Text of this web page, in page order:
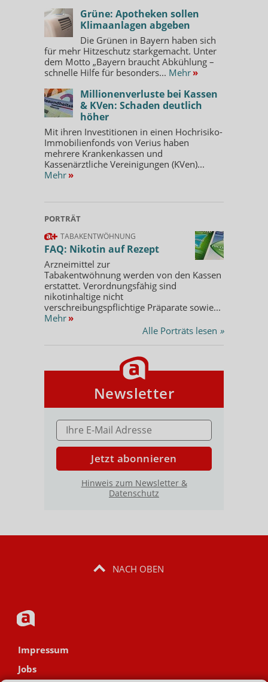
Grüne: Apotheken sollen
Klimaanlagen abgeben
Die Grünen in Bayern haben sich
für mehr Hitzeschutz starkgemacht. Unter
dem Motto „Bayern braucht Abkühlung –
schnelle Hilfe für besonders... Mehr »
Millionenverluste bei Kassen
& KVen: Schaden deutlich
höher
Mit ihren Investitionen in einen Hochrisiko-
Immobilienfonds von Verius haben
mehrere Krankenkassen und
Kassenärztliche Vereinigungen (KVen)...
Mehr »
PORTRÄT
TABAKENTWÖHNUNG
FAQ: Nikotin auf Rezept
Arzneimittel zur
Tabakentwöhnung werden von den Kassen
erstattet. Verordnungsfähig sind
nikotinhaltige nicht
verschreibungspflichtige Präparate sowie...
Mehr »
Alle Porträts lesen »
Newsletter
E-MAIL ADRESSE
Jetzt abonnieren
Hinweis zum Newsletter &
Datenschutz
NACH OBEN
Impressum
Jobs